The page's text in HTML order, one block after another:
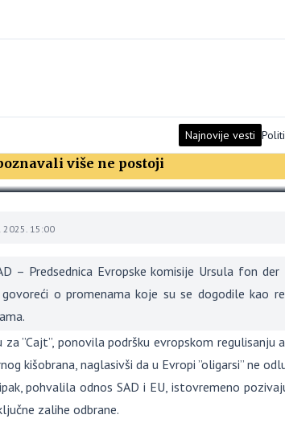
Najnovije vesti
Lajen: Kao rezultat predsedavanja
više ne postoji
2025. 15:00
– Predsednica Evropske komisije Ursula fon
o promenama koje su se dogodile kao
”Cajt”, ponovila podršku evropskom
kišobrana, naglasivši da u Evropi ”oligarsi” ne
pohvalila odnos SAD i EU, istovremeno
zalihe odbrane.